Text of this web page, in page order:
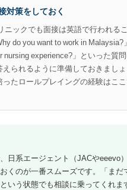
対策をしておく
ニックでも面接は英語で行われる
do you want to work in Malaysia?
nursing experience?」といった質
えられるように準備しておきまし
ったロールプレイングの経験はここ
日系エージェント（JACやeeevo
くのが一番スムーズです。「まだ
いう状態でも相談に乗ってくれま